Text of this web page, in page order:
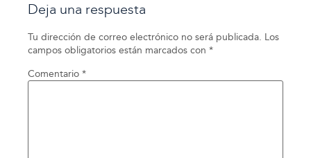
Deja una respuesta
Tu dirección de correo electrónico no será publicada. Los
campos obligatorios están marcados con *
Comentario *